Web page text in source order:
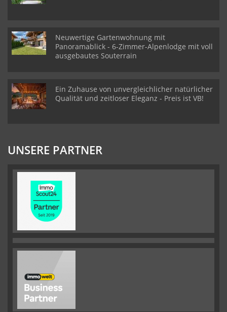
Neuwertige Gartenwohnung mit
Panoramablick - 6-Zimmer-Alpenlodge mit voll
ausgebautes Souterrain
Ein Zuhause von unvergleichlicher natürlicher
Qualität und zeitloser Eleganz - Preis ist VB!
UNSERE PARTNER